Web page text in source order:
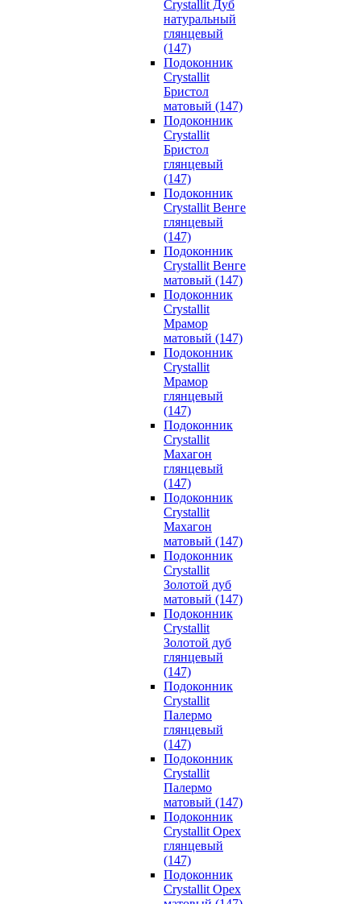
Crystallit Дуб
натуральный
глянцевый
(147)
Подоконник
Crystallit
Бристол
матовый (147)
Подоконник
Crystallit
Бристол
глянцевый
(147)
Подоконник
Crystallit Венге
глянцевый
(147)
Подоконник
Crystallit Венге
матовый (147)
Подоконник
Crystallit
Мрамор
матовый (147)
Подоконник
Crystallit
Мрамор
глянцевый
(147)
Подоконник
Crystallit
Махагон
глянцевый
(147)
Подоконник
Crystallit
Махагон
матовый (147)
Подоконник
Crystallit
Золотой дуб
матовый (147)
Подоконник
Crystallit
Золотой дуб
глянцевый
(147)
Подоконник
Crystallit
Палермо
глянцевый
(147)
Подоконник
Crystallit
Палермо
матовый (147)
Подоконник
Crystallit Орех
глянцевый
(147)
Подоконник
Crystallit Орех